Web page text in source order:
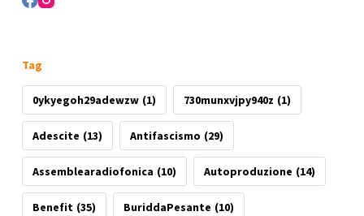
Tag
0ykyegoh29adewzw (1) 730munxvjpy940z (1)
Adescite (13) Antifascismo (29)
Assemblearadiofonica (10) Autoproduzione (14)
Benefit (35) BuriddaPesante (10)